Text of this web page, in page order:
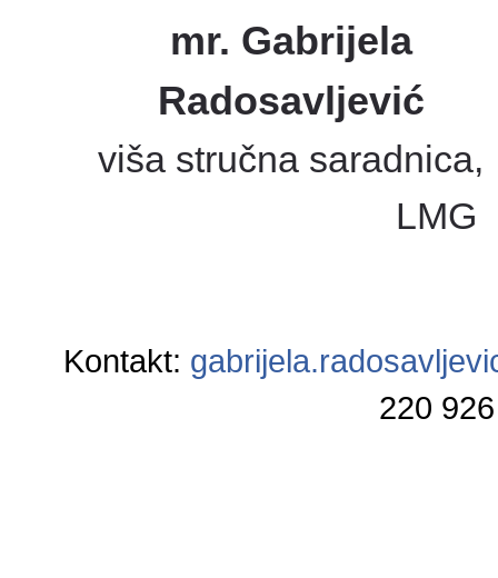
mr. Gabrijela
Radosavljević
viša stručna saradnica,
LMG
Kontakt:
220 926